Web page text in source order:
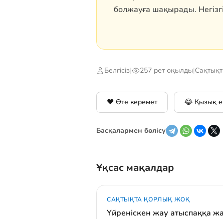
болжауға шақырады.
Белгісіз| 257 рет оқылды|
❤️ Өте керемет 😂 Қызық
Басқалармен бөлісу
Ұқсас мақалдар
САҚТЫҚТА ҚОРЛЫҚ ЖОҚ
Үйреніскен жау атыспаққа